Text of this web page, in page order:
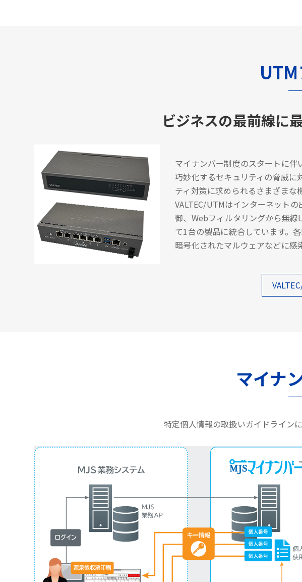
ビジネスの最前線に
マイナンバー制度のスタートに伴
巧妙化するセキュリティの脅威に
ティ対策に求められるさまざまな
VALTEC/UTMはインターネット
御、Webフィルタリングから無
て1台の製品に統合しています。
暗号化されたマルウェアなどに感
マイナ
特定個人情報の取扱いガイドライン